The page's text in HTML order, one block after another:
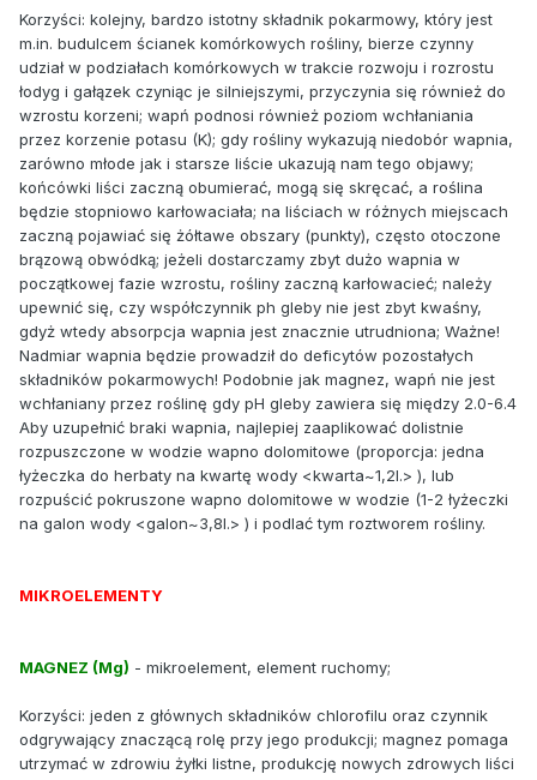
Korzyści: kolejny, bardzo istotny składnik pokarmowy, który jest
m.in. budulcem ścianek komórkowych rośliny, bierze czynny
udział w podziałach komórkowych w trakcie rozwoju i rozrostu
łodyg i gałązek czyniąc je silniejszymi, przyczynia się również do
wzrostu korzeni; wapń podnosi również poziom wchłaniania
przez korzenie potasu (K); gdy rośliny wykazują niedobór wapnia,
zarówno młode jak i starsze liście ukazują nam tego objawy;
końcówki liści zaczną obumierać, mogą się skręcać, a roślina
będzie stopniowo karłowaciała; na liściach w różnych miejscach
zaczną pojawiać się żółtawe obszary (punkty), często otoczone
brązową obwódką; jeżeli dostarczamy zbyt dużo wapnia w
początkowej fazie wzrostu, rośliny zaczną karłowacieć; należy
upewnić się, czy współczynnik ph gleby nie jest zbyt kwaśny,
gdyż wtedy absorpcja wapnia jest znacznie utrudniona; Ważne!
Nadmiar wapnia będzie prowadził do deficytów pozostałych
składników pokarmowych! Podobnie jak magnez, wapń nie jest
wchłaniany przez roślinę gdy pH gleby zawiera się między 2.0-6.4
Aby uzupełnić braki wapnia, najlepiej zaaplikować dolistnie
rozpuszczone w wodzie wapno dolomitowe (proporcja: jedna
łyżeczka do herbaty na kwartę wody <kwarta~1,2l.> ), lub
rozpuścić pokruszone wapno dolomitowe w wodzie (1-2 łyżeczki
na galon wody <galon~3,8l.> ) i podlać tym roztworem rośliny.
MIKROELEMENTY
MAGNEZ (Mg) - mikroelement, element ruchomy;
Korzyści: jeden z głównych składników chlorofilu oraz czynnik
odgrywający znaczącą rolę przy jego produkcji; magnez pomaga
utrzymać w zdrowiu żyłki listne, produkcję nowych zdrowych liści